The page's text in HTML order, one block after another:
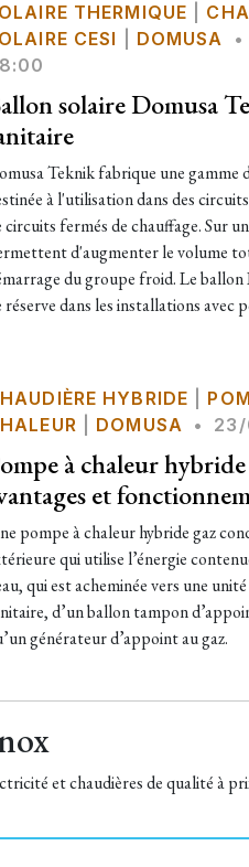
THERMIQUE
CESI
DOMUSA •
solaire Domusa
Teknik fabrique une gamme
à l'utilisation dans des
circuits fermés de chauffage. Sur
d'augmenter le volume
du groupe froid. Le
réserve dans les installations avec
HYBRIDE
DOMUSA •
à chaleur
et
pompe à chaleur hybride gaz
qui utilise l’énergie
qui est acheminée vers une
d’un ballon tampon
générateur d’appoint au gaz.
et chaudières de qualité à